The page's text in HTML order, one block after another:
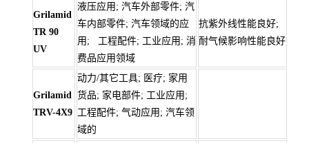
Grilamid
TR 90
UV
液压应用; 汽车外部零件; 汽
车内部零件; 汽车领域的应
用; 工程配件; 工业应用; 消
费品应用领域
抗紫外线性能良好;
耐气候影响性能良好
Grilamid
TRV-4X9
动力/其它工具; 医疗; 家用
货品; 家电部件; 工业应用;
工程配件; 气动应用; 汽车领
域的